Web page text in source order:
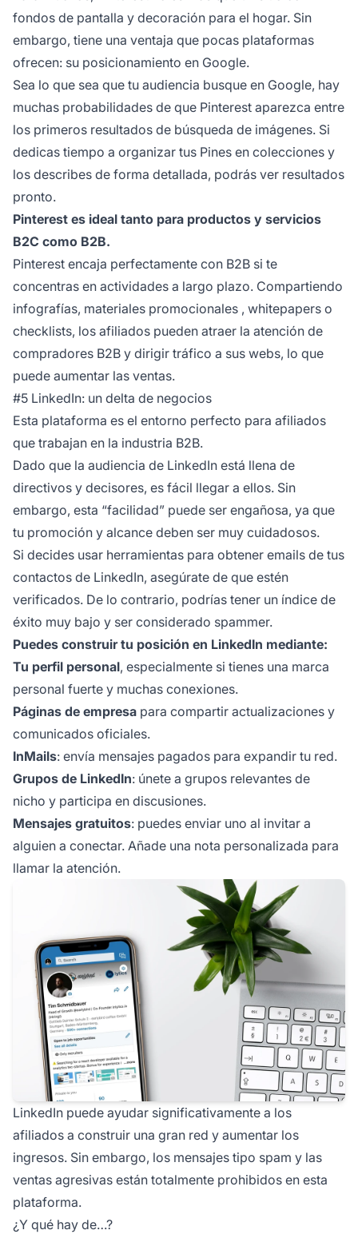
fondos de pantalla y decoración para el hogar. Sin
embargo, tiene una ventaja que pocas plataformas
ofrecen: su posicionamiento en Google.
Sea lo que sea que tu audiencia busque en Google, hay
muchas probabilidades de que Pinterest aparezca entre
los primeros resultados de búsqueda de imágenes. Si
dedicas tiempo a organizar tus Pines en colecciones y
los describes de forma detallada, podrás ver resultados
pronto.
Pinterest es ideal tanto para productos y servicios
B2C como B2B.
Pinterest encaja perfectamente con B2B si te
concentras en actividades a largo plazo. Compartiendo
infografías, materiales promocionales , whitepapers o
checklists, los afiliados pueden atraer la atención de
compradores B2B y dirigir tráfico a sus webs, lo que
puede aumentar las ventas.
#5 LinkedIn: un delta de negocios
Esta plataforma es el entorno perfecto para afiliados
que trabajan en la industria B2B.
Dado que la audiencia de LinkedIn está llena de
directivos y decisores, es fácil llegar a ellos. Sin
embargo, esta “facilidad” puede ser engañosa, ya que
tu promoción y alcance deben ser muy cuidadosos.
Si decides usar herramientas para obtener emails de tus
contactos de LinkedIn, asegúrate de que estén
verificados. De lo contrario, podrías tener un índice de
éxito muy bajo y ser considerado spammer.
Puedes construir tu posición en LinkedIn mediante:
Tu perfil personal, especialmente si tienes una marca
personal fuerte y muchas conexiones.
Páginas de empresa para compartir actualizaciones y
comunicados oficiales.
InMails: envía mensajes pagados para expandir tu red.
Grupos de LinkedIn: únete a grupos relevantes de
nicho y participa en discusiones.
Mensajes gratuitos: puedes enviar uno al invitar a
alguien a conectar. Añade una nota personalizada para
llamar la atención.
LinkedIn puede ayudar significativamente a los
afiliados a construir una gran red y aumentar los
ingresos. Sin embargo, los mensajes tipo spam y las
ventas agresivas están totalmente prohibidos en esta
plataforma.
¿Y qué hay de…?